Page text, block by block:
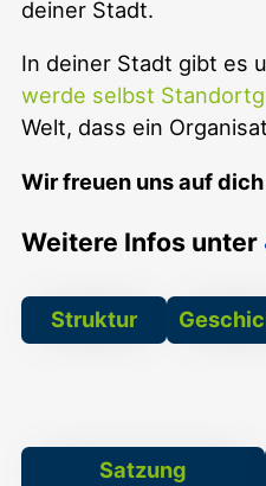
deiner Stadt.
In deiner Stadt gibt es
werde selbst
Welt, dass ein
Wir freuen uns auf
Weitere Infos unter
Struktur
Satzung